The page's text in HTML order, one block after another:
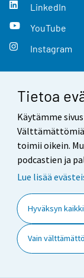
Tietoa
Käytämme
toimii oikein.
podcastien ja
Lue lisää
Hyväksyn
Vain
LinkedIn
YouTube
Instagram
Yhteystiedot
Palaute
Käyttöehdot
Saavutettavuus
Tietoa sivustosta